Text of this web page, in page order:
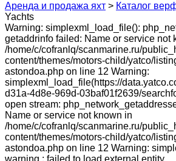
Аренда и продажа яхт > Каталог
Yachts
Warning: simplexml_load_file():
getaddrinfo failed: Name or service not
/home/c/cofranlq/scanmarine.ru/
content/themes/motors-child/yatco/
astondoa.php on line 12 Warning:
simplexml_load_file(https://
d31a-4d8e-969d-03baf01f2639/
open stream:
Name or service not known in
/home/c/cofranlq/scanmarine.ru/
content/themes/motors-child/yatco/
astondoa.php on line 12 Warning: